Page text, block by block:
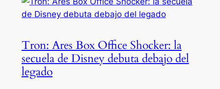
Tron: Ares Box Office Shocker: la
secuela de Disney debuta debajo del
legado